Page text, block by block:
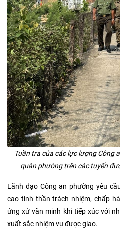
Tuần tra của các lực lượng Công
quân phường trên các tuyến
Lãnh đạo Công an phường yêu
cao tinh thần trách nhiệm, chấp
ứng xử văn minh khi tiếp xúc với
xuất sắc nhiệm vụ được giao.